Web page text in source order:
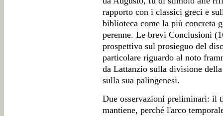
rapporto con i classici greci e
biblioteca come la più concreta
perenne. Le brevi Conclusioni
prospettiva sul prosieguo del
particolare riguardo al noto
da Lattanzio sulla divisione
sulla sua palingenesi.
Due osservazioni preliminari: il
mantiene, perché l'arco